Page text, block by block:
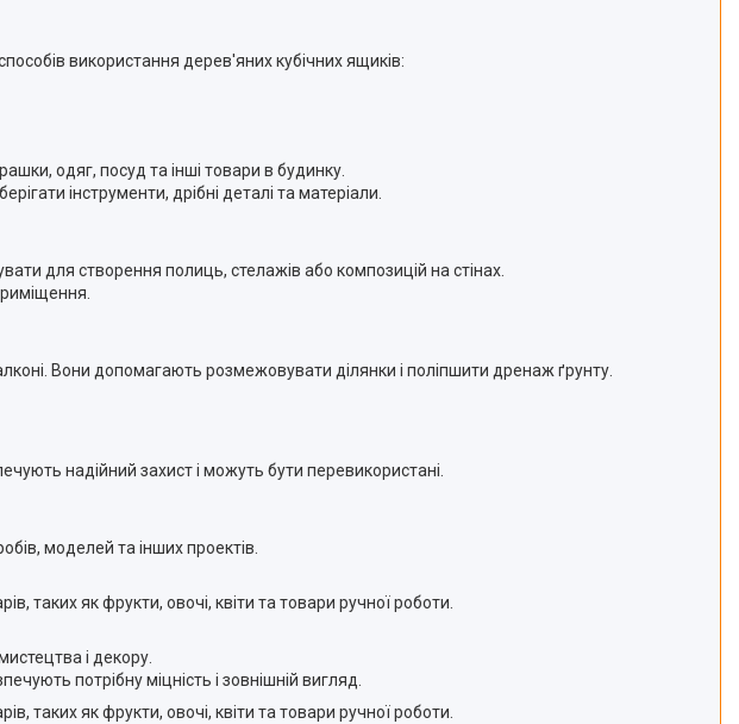
використання дерев'яних кубічних ящиків:
одяг, посуд та інші товари в будинку.
інструменти, дрібні деталі та матеріали.
для створення полиць, стелажів або композицій на стінах.
Вони допомагають розмежовувати ділянки і поліпшити дренаж ґрунту.
надійний захист і можуть бути перевикористані.
моделей та інших проектів.
таких як фрукти, овочі, квіти та товари ручної роботи.
і декору.
потрібну міцність і зовнішній вигляд.
таких як фрукти, овочі, квіти та товари ручної роботи.